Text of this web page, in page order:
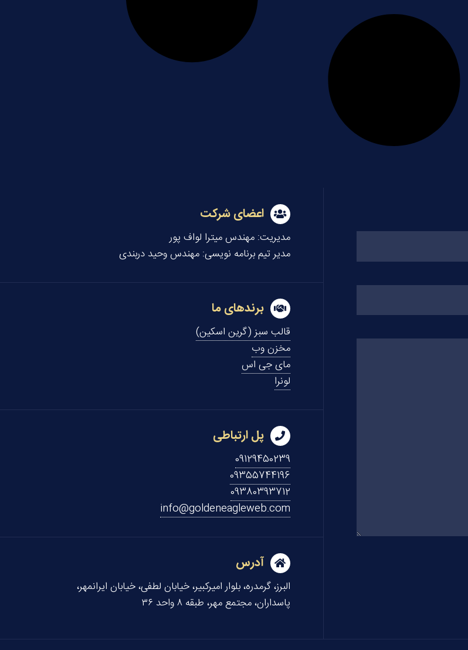
اعضای شرکت
مدیریت: مهندس میترا لواف پور
مدیر تیم برنامه نویسی: مهندس وحید دربندی
برندهای ما
قالب سبز (گرین اسکین)
مخزن وب
مای جی اس
لونرا
پل ارتباطی
09129450239
09355744196
09380393712
info@goldeneagleweb.com
آدرس
البرز، گرمدره، بلوار امیرکبیر، خیابان لطفی، خیابان ایرانمهر،
پاسداران، مجتمع مهر، طبقه ۸ واحد ۳۶